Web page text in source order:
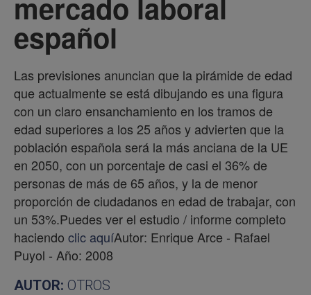
mercado laboral
español
Las previsiones anuncian que la pirámide de edad
que actualmente se está dibujando es una figura
con un claro ensanchamiento en los tramos de
edad superiores a los 25 años y advierten que la
población española será la más anciana de la UE
en 2050, con un porcentaje de casi el 36% de
personas de más de 65 años, y la de menor
proporción de ciudadanos en edad de trabajar, con
un 53%.Puedes ver el estudio / informe completo
haciendo clic aquíAutor: Enrique Arce - Rafael
Puyol - Año: 2008
AUTOR: OTROS